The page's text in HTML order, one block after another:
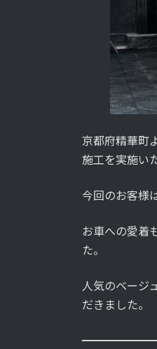
京都府精華町
施工を実施い
今回のお客様
お車への愛着
た。
人気のベージ
だきました。